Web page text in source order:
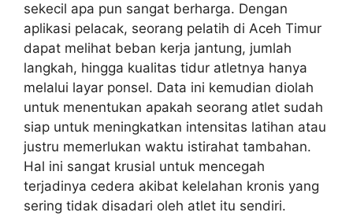
sekecil apa pun sangat berharga. Dengan
aplikasi pelacak, seorang pelatih di Aceh Timur
dapat melihat beban kerja jantung, jumlah
langkah, hingga kualitas tidur atletnya hanya
melalui layar ponsel. Data ini kemudian diolah
untuk menentukan apakah seorang atlet sudah
siap untuk meningkatkan intensitas latihan atau
justru memerlukan waktu istirahat tambahan.
Hal ini sangat krusial untuk mencegah
terjadinya cedera akibat kelelahan kronis yang
sering tidak disadari oleh atlet itu sendiri.